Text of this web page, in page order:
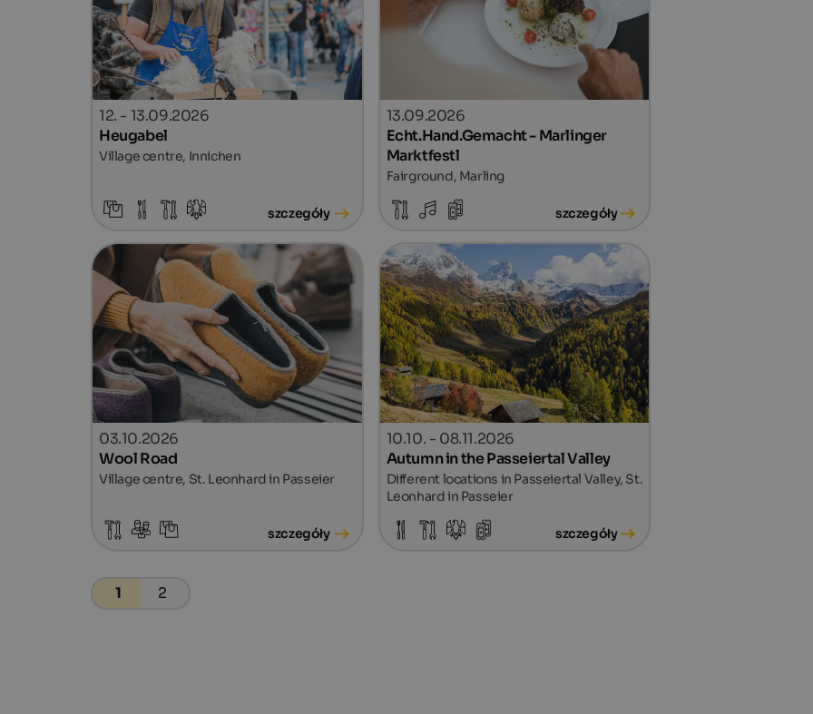
12. - 13.09.2026
Heugabel
Village centre, Innichen
szczegóły
13.09.2026
Echt.Hand.Gemacht - Marlinger
Marktfestl
Fairground, Marling
szczegóły
03.10.2026
Wool Road
Village centre, St. Leonhard in Passeier
szczegóły
10.10. - 08.11.2026
Autumn in the Passeiertal Valley
Different locations in Passeiertal Valley, St.
Leonhard in Passeier
szczegóły
1 2